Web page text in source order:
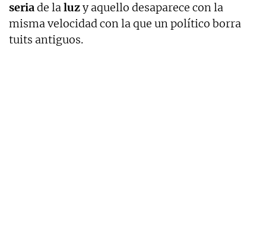
seriade laluzy aquello desaparece con la
misma velocidad con la que un político borra
tuits antiguos.